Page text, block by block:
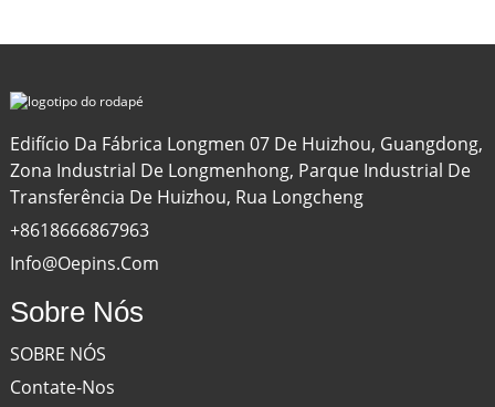
Edifício Da Fábrica Longmen 07 De Huizhou, Guangdong,
Zona Industrial De Longmenhong, Parque Industrial De
Transferência De Huizhou, Rua Longcheng
+8618666867963
Info@oepins.com
Sobre Nós
SOBRE NÓS
Contate-Nos